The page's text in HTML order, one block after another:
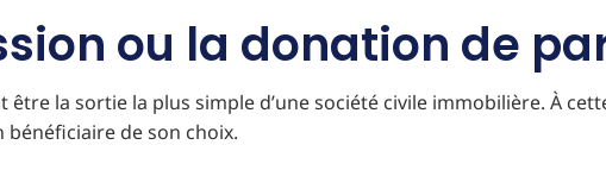
ou la donation de
être la sortie la plus simple d’une société civile immobilière. À
de son choix.